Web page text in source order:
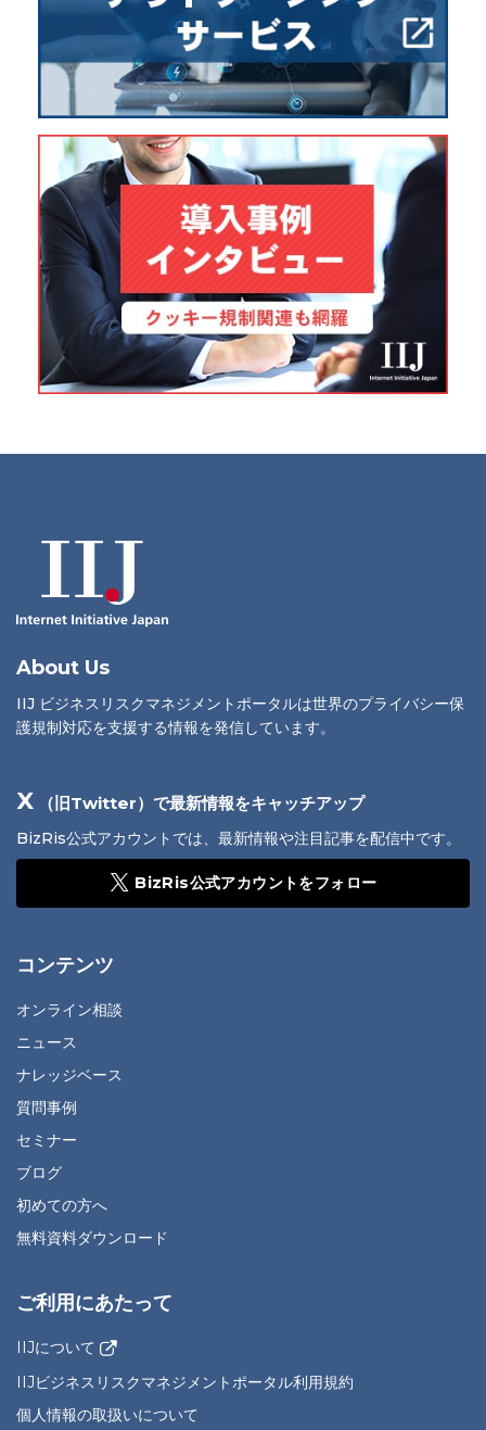
About Us
IIJ ビジネスリスクマネジメントポータルは世界のプライバシー保
護規制対応を支援する情報を発信しています。
X （旧Twitter）で最新情報をキャッチアップ
BizRis公式アカウントでは、最新情報や注目記事を配信中です。
BizRis公式アカウントをフォロー
コンテンツ
オンライン相談
ニュース
ナレッジベース
質問事例
セミナー
ブログ
初めての方へ
無料資料ダウンロード
ご利用にあたって
IIJについて
IIJビジネスリスクマネジメントポータル利用規約
個人情報の取扱いについて